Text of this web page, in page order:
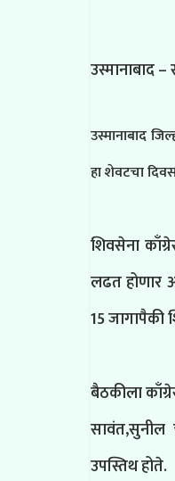
उस्मानाबाद
उस्मानाबाद
हा शेवटचा
शिवसेना
लढत होणार
15 जागापैकी
बैठकीला
सावंत,सुनील
उपस्तिथ होते.